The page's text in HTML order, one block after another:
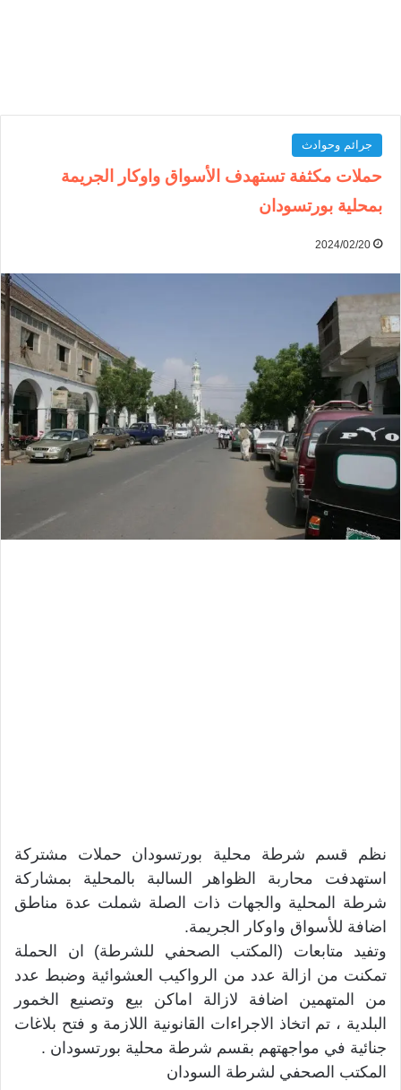
جرائم وحوادث
حملات مكثفة تستهدف الأسواق واوكار الجريمة
بمحلية بورتسودان
2024/02/20
نظم قسم شرطة محلية بورتسودان حملات مشتركة
استهدفت محاربة الظواهر السالبة بالمحلية بمشاركة
شرطة المحلية والجهات ذات الصلة شملت عدة مناطق
اضافة للأسواق واوكار الجريمة.
وتفيد متابعات (المكتب الصحفي للشرطة) ان الحملة
تمكنت من ازالة عدد من الرواكيب العشوائية وضبط عدد
من المتهمين اضافة لازالة اماكن بيع وتصنيع الخمور
البلدية ، تم اتخاذ الاجراءات القانونية اللازمة و فتح بلاغات
جنائية في مواجهتهم بقسم شرطة محلية بورتسودان .
المكتب الصحفي لشرطة السودان